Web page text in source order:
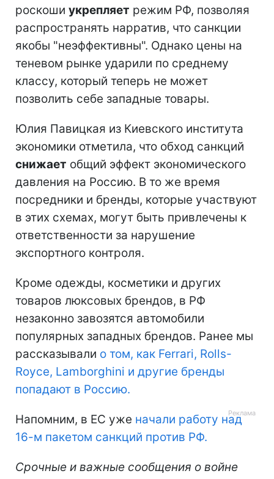
роскоши укрепляет режим РФ, позволяя
распространять нарратив, что санкции
якобы "неэффективны". Однако цены на
теневом рынке ударили по среднему
классу, который теперь не может
позволить себе западные товары.
Юлия Павицкая из Киевского института
экономики отметила, что обход санкций
снижает общий эффект экономического
давления на Россию. В то же время
посредники и бренды, которые участвуют
в этих схемах, могут быть привлечены к
ответственности за нарушение
экспортного контроля.
Кроме одежды, косметики и других
товаров люксовых брендов, в РФ
незаконно завозятся автомобили
популярных западных брендов. Ранее мы
рассказывали о том, как Ferrari, Rolls-
Royce, Lamborghini и другие бренды
попадают в Россию.
Напомним, в ЕС уже начали работу над
16-м пакетом санкций против РФ.
Срочные и важные сообщения о войне